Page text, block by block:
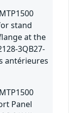
stand
at the
3QB27-
antérieures
Panel